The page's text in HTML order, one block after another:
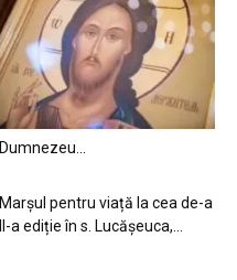
Dumnezeu…
Marșul pentru viață la cea de-a
II-a ediție în s. Lucășeuca,...